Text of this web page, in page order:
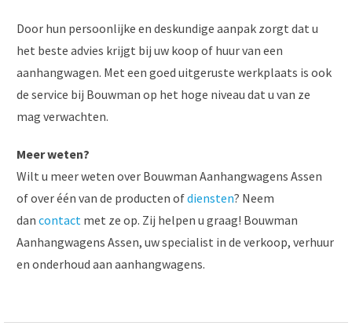
Door hun persoonlijke en deskundige aanpak zorgt dat u
het beste advies krijgt bij uw koop of huur van een
aanhangwagen. Met een goed uitgeruste werkplaats is ook
de service bij Bouwman op het hoge niveau dat u van ze
mag verwachten.
Meer weten?
Wilt u meer weten over Bouwman Aanhangwagens Assen
of over één van de producten ofdiensten? Neem
dan contact met ze op. Zij helpen u graag! Bouwman
Aanhangwagens Assen, uw specialist in de verkoop, verhuur
en onderhoud aan aanhangwagens.